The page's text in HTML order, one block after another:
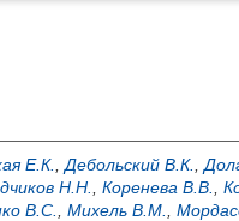
Е.К. Дебольский В.К.
Н.Н. Коренева В.В.
В.С. Михель В.М.